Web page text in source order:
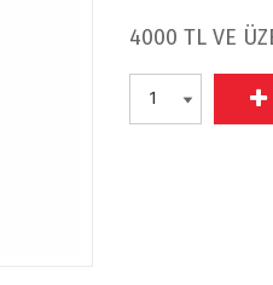
4000 TL VE